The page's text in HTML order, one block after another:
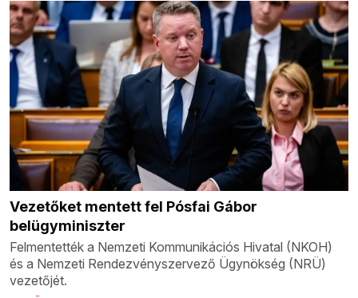
Vezetőket mentett fel Pósfai Gábor
belügyminiszter
Felmentették a Nemzeti Kommunikációs Hivatal (NKOH)
és a Nemzeti Rendezvényszervező Ügynökség (NRÜ)
vezetőjét.